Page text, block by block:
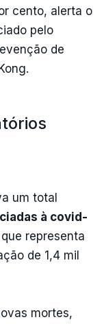
cento, alerta o
pelo
de
um total
à covid-
representa
de 1,4 mil
mortes,